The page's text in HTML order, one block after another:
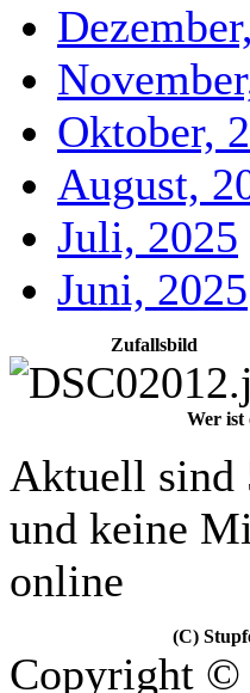
Oktober,
August,
Juli, 2025
Juni, 2025
Zufallsbild
Wer ist
Aktuell sind
und keine
online
(C)
Copyright ©